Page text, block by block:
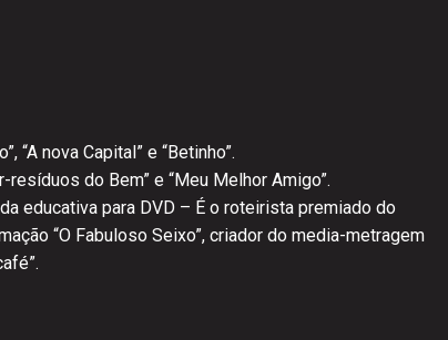
“A nova Capital” e “Betinho”.
do Bem” e “Meu Melhor Amigo”.
educativa para DVD – É o roteirista premiado do
“O Fabuloso Seixo”, criador do media-metragem